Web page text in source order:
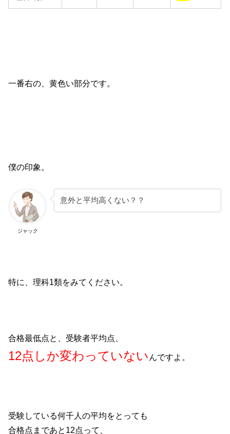
一番右の、黄色い部分です。
僕の印象。
ジャック
意外と平均高くない？？
特に、理科1類をみてください。
合格最低点と、受験者平均点、
12点しか変わっていない んですよ。
受験している何千人の平均をとっても
合格点まであと12点って、